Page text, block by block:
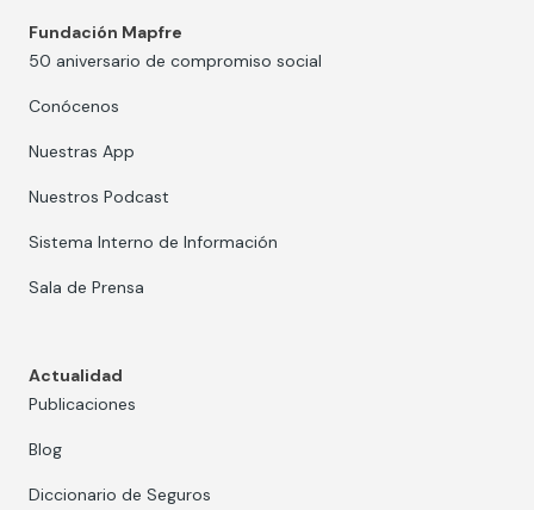
Fundación Mapfre
50 aniversario de compromiso social
Conócenos
Nuestras App
Nuestros Podcast
Sistema Interno de Información
Sala de Prensa
Actualidad
Publicaciones
Blog
Diccionario de Seguros